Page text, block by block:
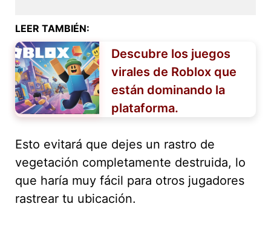
LEER TAMBIÉN:
Descubre los juegos
virales de Roblox que
están dominando la
plataforma.
Esto evitará que dejes un rastro de
vegetación completamente destruida, lo
que haría muy fácil para otros jugadores
rastrear tu ubicación.